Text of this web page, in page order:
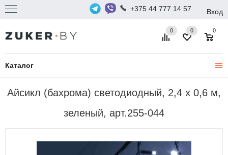
+375 44 777 14 57 Вход
Каталог
0 0
0
Айсикл (бахрома) светодиодный, 2,4 х 0,6 м,
зеленый, арт.255-044